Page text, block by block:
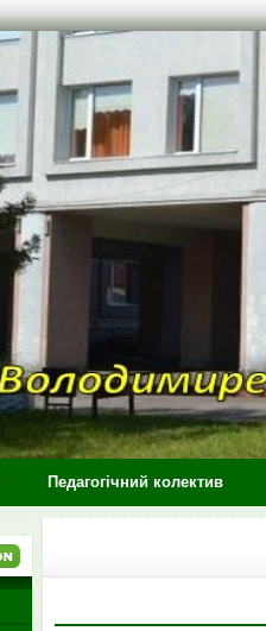
>
Педагогічний колектив